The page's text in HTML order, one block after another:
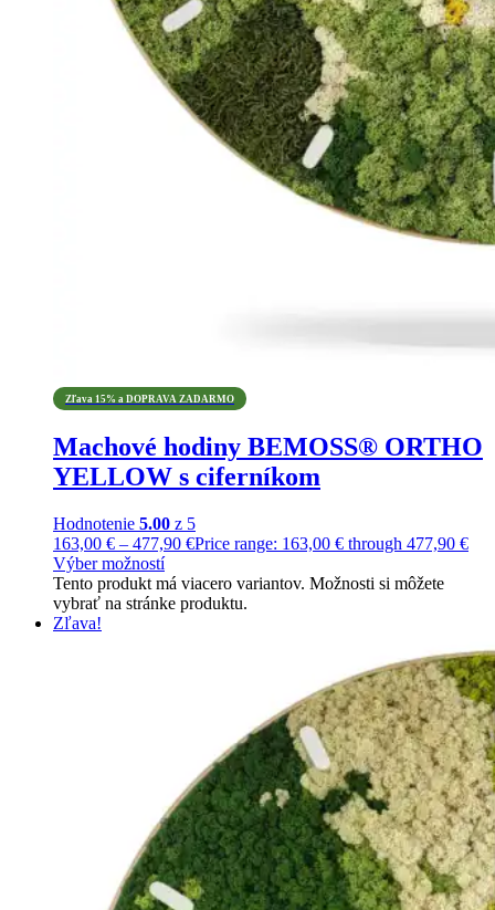
Zľava 15% a DOPRAVA ZADARMO
Machové hodiny BEMOSS® ORTHO
YELLOW s ciferníkom
Hodnotenie 5.00 z 5
163,00 € – 477,90 €Price range: 163,00 € through 477,90 €
Výber možností
Tento produkt má viacero variantov. Možnosti si môžete
vybrať na stránke produktu.
Zľava!